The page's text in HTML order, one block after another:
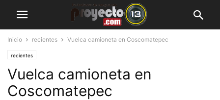
Inicio recientes Vuelca camioneta en Coscomatepec
recientes
Vuelca camioneta en
Coscomatepec